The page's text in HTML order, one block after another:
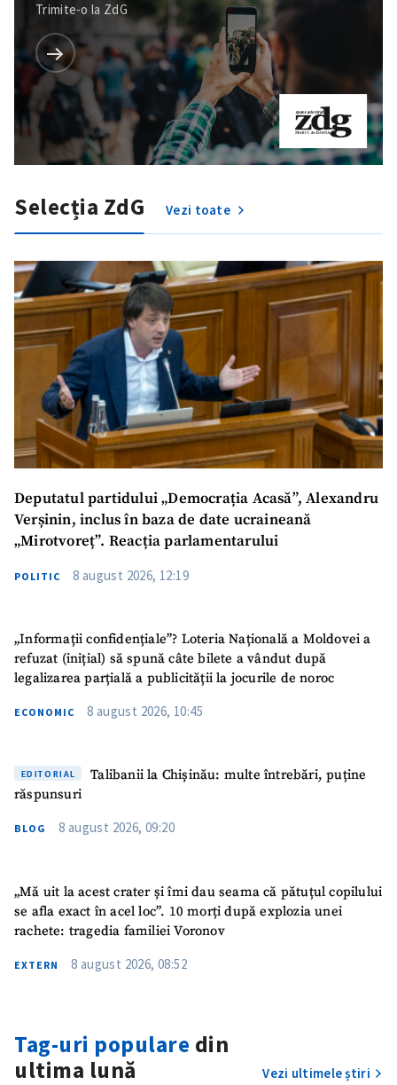
Trimite-o la ZdG
Selecția ZdG Vezi toate
Deputatul partidului „Democrația Acasă”, Alexandru
Verșinin, inclus în baza de date ucraineană
„Mirotvoreț”. Reacția parlamentarului
POLITIC 8 august 2026, 12:19
„Informații confidențiale”? Loteria Națională a Moldovei a
refuzat (inițial) să spună câte bilete a vândut după
legalizarea parțială a publicității la jocurile de noroc
ECONOMIC 8 august 2026, 10:45
EDITORIAL
Talibanii la Chișinău: multe întrebări, puține
răspunsuri
BLOG 8 august 2026, 09:20
„Mă uit la acest crater și îmi dau seama că pătuțul copilului
se afla exact în acel loc”. 10 morți după explozia unei
rachete: tragedia familiei Voronov
EXTERN 8 august 2026, 08:52
Tag-uri populare din
ultima lună
Vezi ultimele știri
Titlu știre
+ Adaugă titlu
Fotografie
+ Încarcă imagine
Mesajul știrei
+ Mesajul știrei
CONTACT SURSĂ
Email+ Emailul meu
Telefon
TRIMITE ȘTIREA